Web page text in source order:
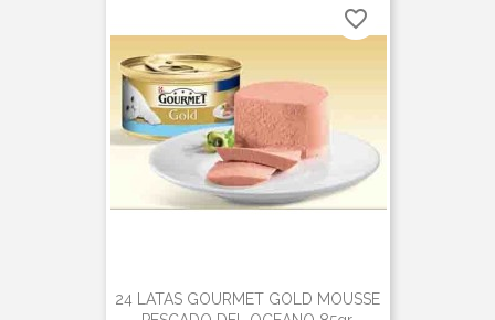
24 LATAS GOURMET GOLD MOUSSE
favorite_border